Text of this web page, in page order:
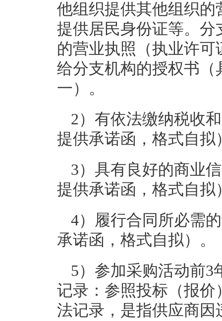
他组织提供其他组织的
提供居民身份证等。
的营业执照（执业许
给分支机构的授权书
一）。
2）有依法缴纳税收
提供承诺函，格式自拟
3）具有良好的商业
提供承诺函，格式自拟
4）履行合同所必需
承诺函，格式自拟）。
5）参加采购活动前3
记录：参照投标（报
法记录，是指供应商